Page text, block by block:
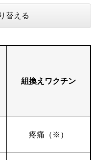
替える
組換えワクチン
疼痛（※）